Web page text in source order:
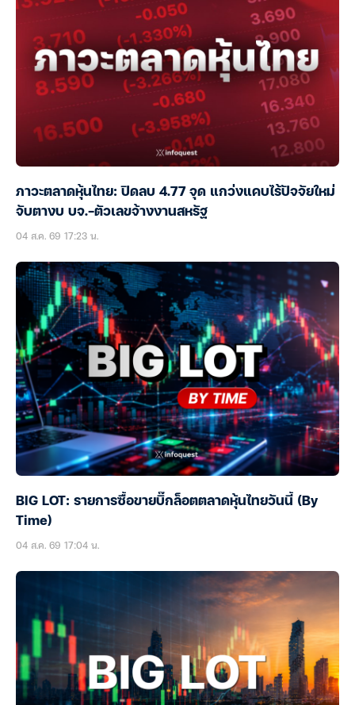
ภาวะตลาดหุ้นไทย: ปิดลบ 4.77 จุด แกว่งแคบไร้ปัจจัยใหม่
จับตางบ บจ.-ตัวเลขจ้างงานสหรัฐ
04 ส.ค. 69 17:23 น.
BIG LOT: รายการซื้อขายบิ๊กล็อตตลาดหุ้นไทยวันนี้ (By
Time)
04 ส.ค. 69 17:04 น.